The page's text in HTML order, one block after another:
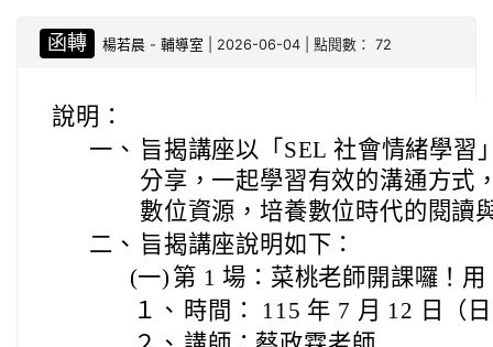
函轉 楊若晨 -輔導室 | 2026-06-04 | 點閱數： 72
說明：
一、 旨揭講座以「SEL 社會情緒學習
分享，一起學習有效的溝通方式
數位資源，培養數位時代的閱讀
二、 旨揭講座說明如下：
(一) 第 1 場：菜桃老師開課囉！
１、 時間： 115 年 7 月 12 日（